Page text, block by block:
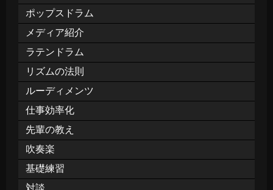
ポップスドラム
メディア紹介
ラテンドラム
リズムの法則
ルーディメンツ
仕事効率化
先輩の教え
吹奏楽
基礎練習